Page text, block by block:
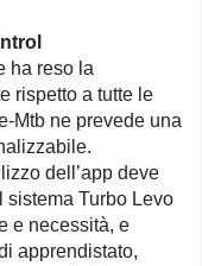
ha reso la
rispetto a tutte le
Mtb ne prevede una
dell’app deve
sistema Turbo Levo
e necessità, e
apprendistato,